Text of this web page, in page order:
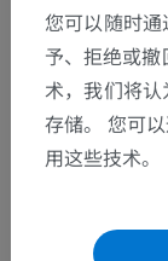
动物的比较
翻译
您可以随时
予、拒绝或
术，我们将
存储。 您可
用这些技术。